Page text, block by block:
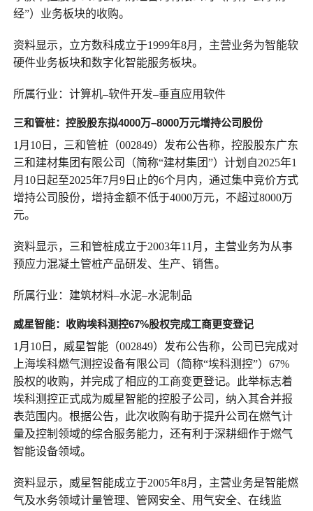
经”）业务板块的收购。
资料显示，立方数科成立于1999年8月，主营业务为智能软
硬件业务板块和数字化智能服务板块。
所属行业：计算机–软件开发–垂直应用软件
三和管桩： 控股股东拟4000万–8000万元增持公司股份
1月10日，三和管桩（002849）发布公告称，控股股东广东
三和建材集团有限公司（简称“建材集团”）计划自2025年1
月10日起至2025年7月9日止的6个月内，通过集中竞价方式
增持公司股份，增持金额不低于4000万元，不超过8000万
元。
资料显示，三和管桩成立于2003年11月，主营业务为从事
预应力混凝土管桩产品研发、生产、销售。
所属行业：建筑材料–水泥–水泥制品
威星智能： 收购埃科测控67%股权完成工商更变登记
1月10日，威星智能（002849）发布公告称，公司已完成对
上海埃科燃气测控设备有限公司（简称“埃科测控”）67%
股权的收购，并完成了相应的工商变更登记。此举标志着
埃科测控正式成为威星智能的控股子公司，纳入其合并报
表范围内。根据公告，此次收购有助于提升公司在燃气计
量及控制领域的综合服务能力，还有利于深耕细作于燃气
智能设备领域。
资料显示，威星智能成立于2005年8月，主营业务是智能燃
气及水务领域计量管理、管网安全、用气安全、在线监